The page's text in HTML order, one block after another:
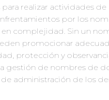
realizar actividades de
por los
complejidad. Sin un
promocionar
protección y
gestión de nombres de
administración de los